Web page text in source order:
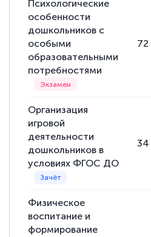
Психологические
особенности
дошкольников с
особыми
образовательными
потребностями
72
Организация
игровой
деятельности
дошкольников в
условиях ФГОС ДО
34
Физическое
воспитание и
формирование